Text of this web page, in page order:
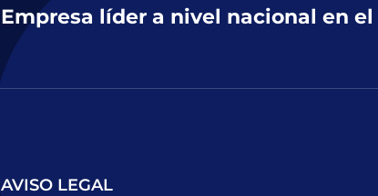
Empresa líder a nivel nacional en
AVISO LEGAL